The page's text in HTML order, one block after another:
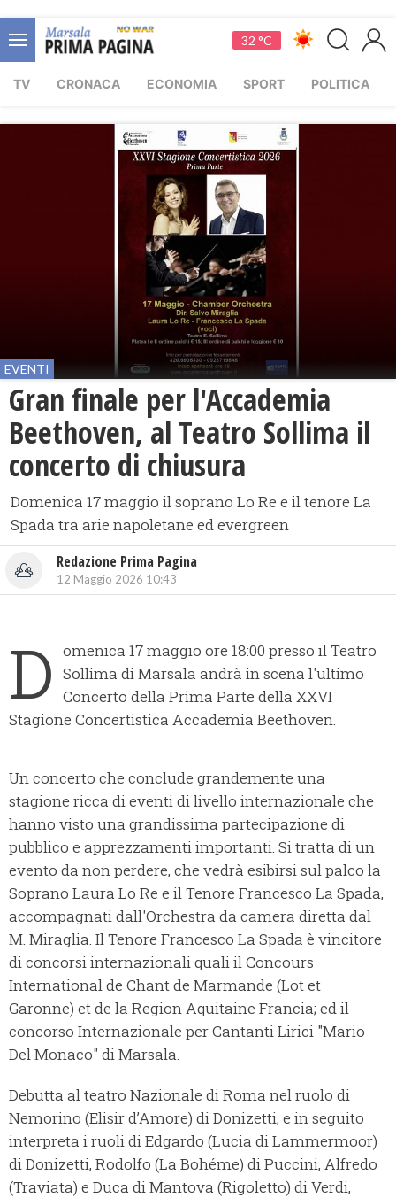
32 °C
TV CRONACA ECONOMIA SPORT POLITICA
EVENTI
Gran finale per l'Accademia
Beethoven, al Teatro Sollima il
concerto di chiusura
Domenica 17 maggio il soprano Lo Re e il tenore La
Spada tra arie napoletane ed evergreen
Redazione Prima Pagina
12 Maggio 2026 10:43
D omenica 17 maggio ore 18:00 presso il Teatro
Sollima di Marsala andrà in scena l'ultimo
Concerto della Prima Parte della XXVI
Stagione Concertistica Accademia Beethoven.
Un concerto che conclude grandemente una
stagione ricca di eventi di livello internazionale che
hanno visto una grandissima partecipazione di
pubblico e apprezzamenti importanti. Si tratta di un
evento da non perdere, che vedrà esibirsi sul palco la
Soprano Laura Lo Re e il Tenore Francesco La Spada,
accompagnati dall'Orchestra da camera diretta dal
M. Miraglia. Il Tenore Francesco La Spada è vincitore
di concorsi internazionali quali il Concours
International de Chant de Marmande (Lot et
Garonne) et de la Region Aquitaine Francia; ed il
concorso Internazionale per Cantanti Lirici "Mario
Del Monaco" di Marsala.
Debutta al teatro Nazionale di Roma nel ruolo di
Nemorino (Elisir d’Amore) di Donizetti, e in seguito
interpreta i ruoli di Edgardo (Lucia di Lammermoor)
di Donizetti, Rodolfo (La Bohéme) di Puccini, Alfredo
(Traviata) e Duca di Mantova (Rigoletto) di Verdi,